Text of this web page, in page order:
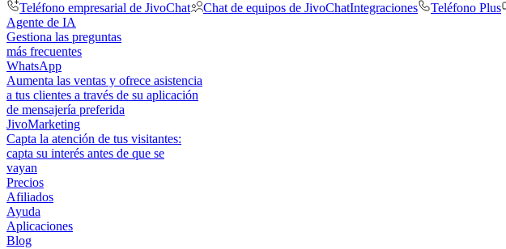
Teléfono empresarial de JivoChat
Chat de equipos de JivoChatIntegraciones Teléfono Plus
Agente de IA
Gestiona las preguntas
más frecuentes
WhatsApp
Aumenta las ventas y ofrece asistencia
a tus clientes a través de su aplicación
de mensajería preferida
JivoMarketing
Capta la atención de tus visitantes:
capta su interés antes de que se
vayan
Precios
Afiliados
Ayuda
Aplicaciones
Blog